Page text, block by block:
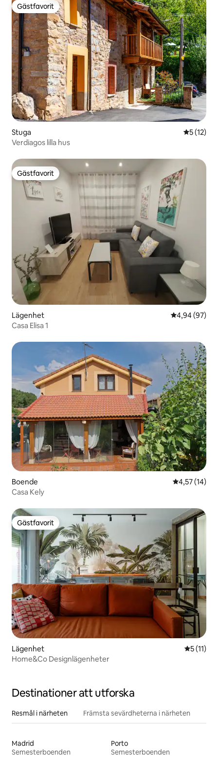
Gästfavorit
Gästfavorit
Stuga 5 av 5 i
5 (12)
Verdiagos lilla hus
Gästfavorit
Gästfavorit
Lägenhet 4,94 av 5 i
4,94 (97)
Casa Elisa 1
Boende 4,57 av 5 i
4,57 (14)
Casa Kely
Gästfavorit
Gästfavorit
Lägenhet 5 av 5 i
5 (11)
Home&Co Designlägenheter
Destinationer att utforska
Resmål i närheten Främsta sevärdheterna i närheten
Madrid
Semesterboenden
Porto
Semesterboenden